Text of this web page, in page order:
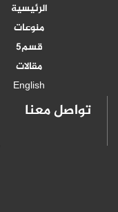
الرئيسية
منوعات
قسم5
مقالات
English
تواصل معنا